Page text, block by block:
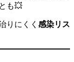
も💥
りにくく 感染リス